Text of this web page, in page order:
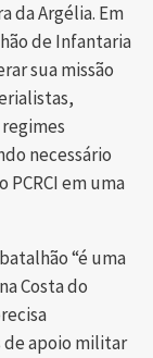
da Argélia. Em
de Infantaria
sua missão
necessário
PCRCI em uma
“é uma
Costa do
de apoio militar